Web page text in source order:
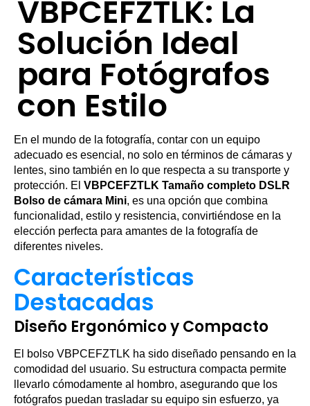
VBPCEFZTLK: La
Solución Ideal
para Fotógrafos
con Estilo
En el mundo de la fotografía, contar con un equipo
adecuado es esencial, no solo en términos de cámaras y
lentes, sino también en lo que respecta a su transporte y
protección. El VBPCEFZTLK Tamaño completo DSLR
Bolso de cámara Mini, es una opción que combina
funcionalidad, estilo y resistencia, convirtiéndose en la
elección perfecta para amantes de la fotografía de
diferentes niveles.
Características
Destacadas
Diseño Ergonómico y Compacto
El bolso VBPCEFZTLK ha sido diseñado pensando en la
comodidad del usuario. Su estructura compacta permite
llevarlo cómodamente al hombro, asegurando que los
fotógrafos puedan trasladar su equipo sin esfuerzo, ya